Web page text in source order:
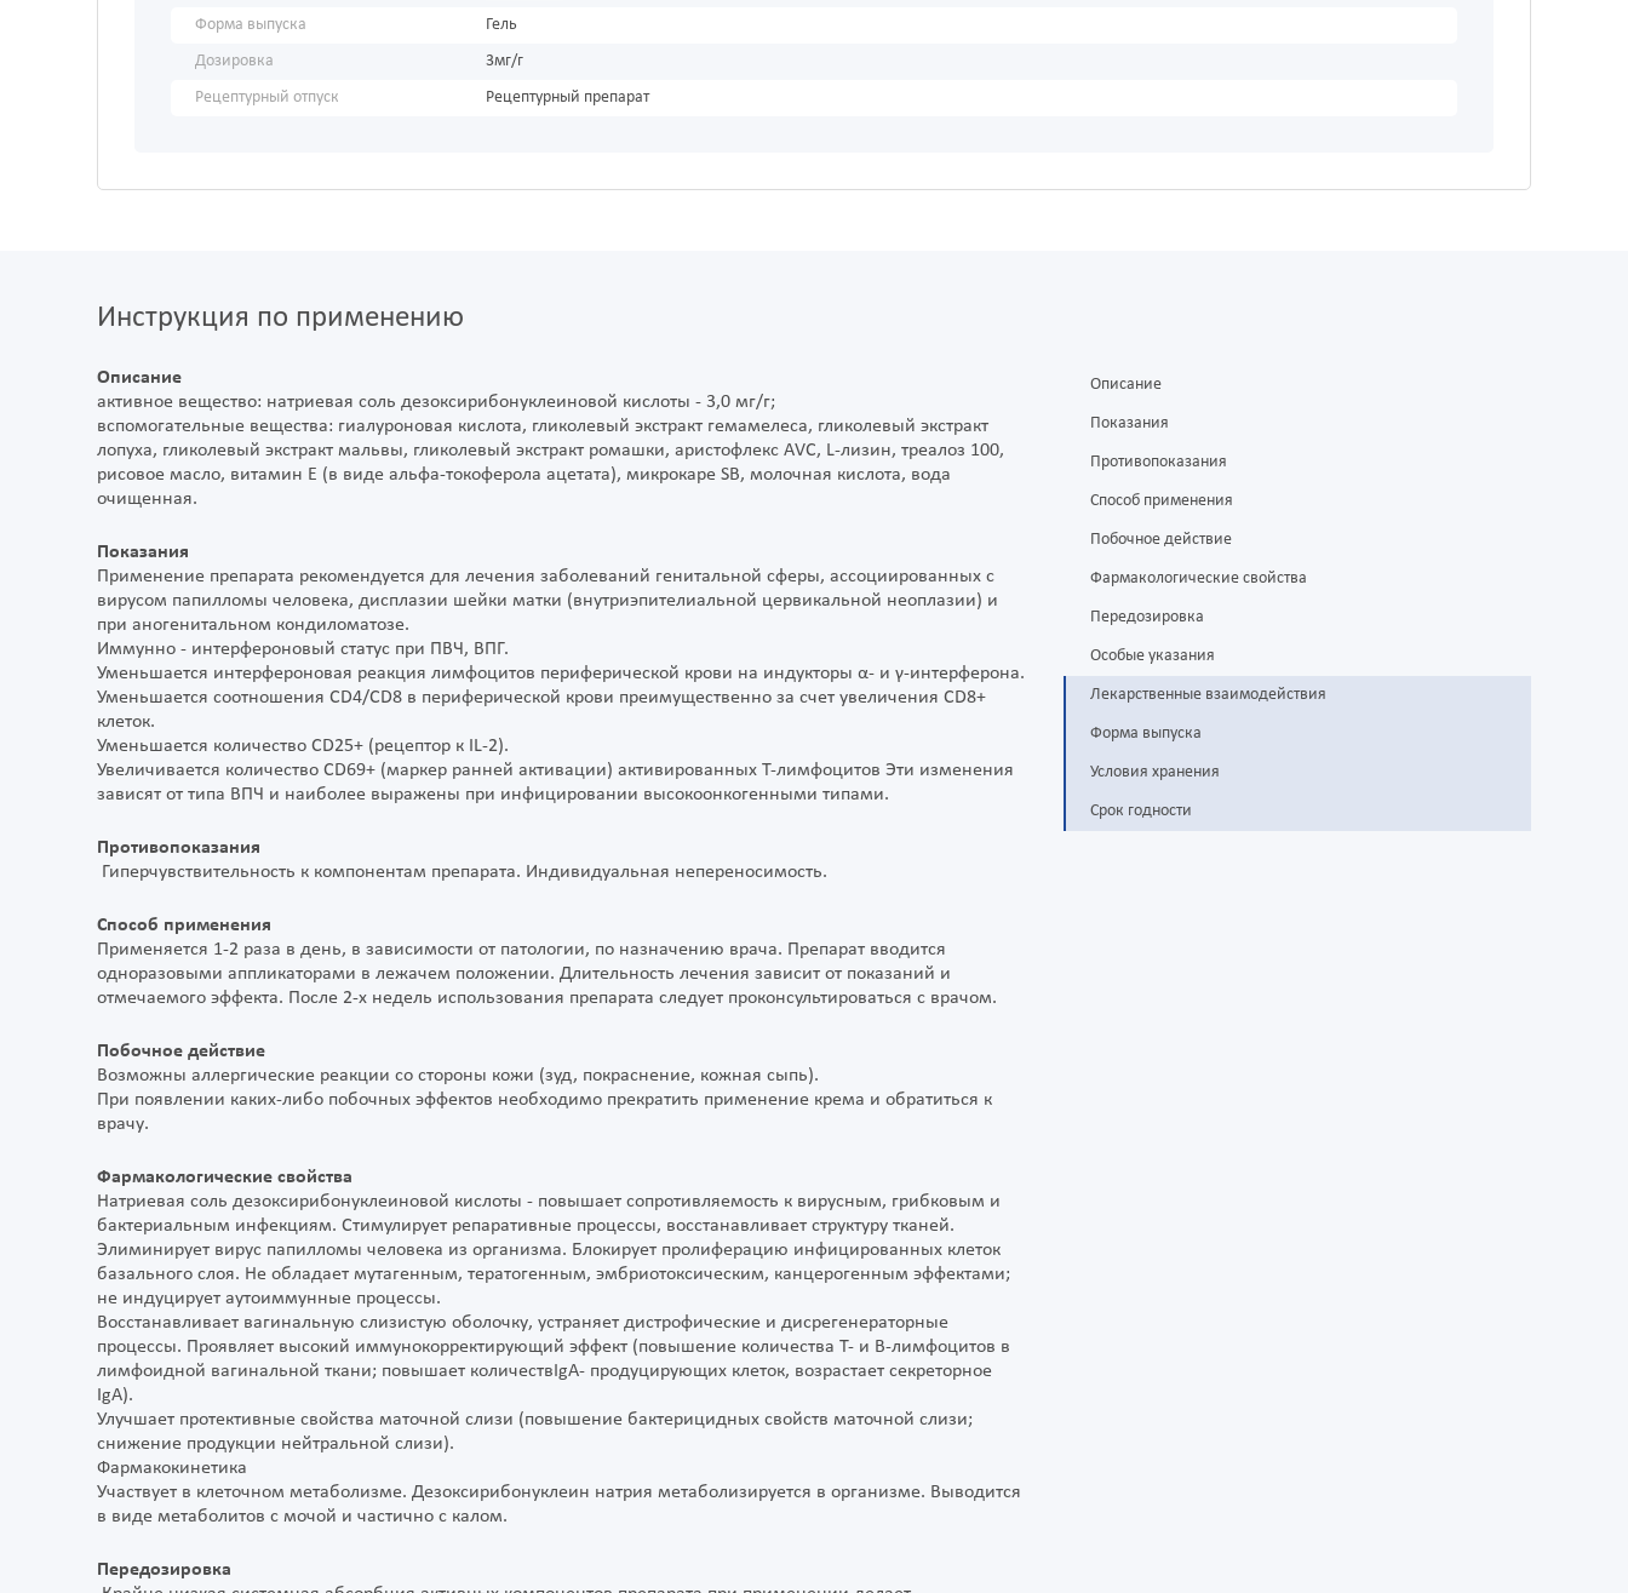
Форма выпуска
Гель
Дозировка
3мг/г
Рецептурный отпуск
Рецептурный препарат
Инструкция по применению
Описание
активное вещество: натриевая соль дезоксирибонуклеиновой кислоты - 3,0 мг/г;
вспомогательные вещества: гиалуроновая кислота, гликолевый экстракт гемамелеса, гликолевый экстракт
лопуха, гликолевый экстракт мальвы, гликолевый экстракт ромашки, аристофлекс АVC, L-лизин, треалоз 100,
рисовое масло, витамин Е (в виде альфа-токоферола ацетата), микрокаре SB, молочная кислота, вода
очищенная.
Показания
Применение препарата рекомендуется для лечения заболеваний генитальной сферы, ассоциированных с
вирусом папилломы человека, дисплазии шейки матки (внутриэпителиальной цервикальной неоплазии) и
при аногенитальном кондиломатозе.
Иммунно - интерфероновый статус при ПВЧ, ВПГ.
Уменьшается интерфероновая реакция лимфоцитов периферической крови на индукторы α- и γ-интерферона.
Уменьшается соотношения СD4/СD8 в периферической крови преимущественно за счет увеличения СD8+
клеток.
Уменьшается количество СD25+ (рецептор к IL-2).
Увеличивается количество СD69+ (маркер ранней активации) активированных Т-лимфоцитов Эти изменения
зависят от типа ВПЧ и наиболее выражены при инфицировании высокоонкогенными типами.
Противопоказания
Гиперчувствительность к компонентам препарата. Индивидуальная непереносимость.
Способ применения
Применяется 1-2 раза в день, в зависимости от патологии, по назначению врача. Препарат вводится
одноразовыми аппликаторами в лежачем положении. Длительность лечения зависит от показаний и
отмечаемого эффекта. После 2-х недель использования препарата следует проконсультироваться с врачом.
Побочное действие
Возможны аллергические реакции со стороны кожи (зуд, покраснение, кожная сыпь).
При появлении каких-либо побочных эффектов необходимо прекратить применение крема и обратиться к
врачу.
Фармакологические свойства
Натриевая соль дезоксирибонуклеиновой кислоты - повышает сопротивляемость к вирусным, грибковым и
бактериальным инфекциям. Стимулирует репаративные процессы, восстанавливает структуру тканей.
Элиминирует вирус папилломы человека из организма. Блокирует пролиферацию инфицированных клеток
базального слоя. Не обладает мутагенным, тератогенным, эмбриотоксическим, канцерогенным эффектами;
не индуцирует аутоиммунные процессы.
Восстанавливает вагинальную слизистую оболочку, устраняет дистрофические и дисрегенераторные
процессы. Проявляет высокий иммунокорректирующий эффект (повышение количества Т- и В-лимфоцитов в
лимфоидной вагинальной ткани; повышает количествIgA- продуцирующих клеток, возрастает секреторное
IgA).
Улучшает протективные свойства маточной слизи (повышение бактерицидных свойств маточной слизи;
снижение продукции нейтральной слизи).
Фармакокинетика
Участвует в клеточном метаболизме. Дезоксирибонуклеин натрия метаболизируется в организме. Выводится
в виде метаболитов с мочой и частично с калом.
Передозировка
Описание
Показания
Противопоказания
Способ применения
Побочное действие
Фармакологические свойства
Передозировка
Особые указания
Лекарственные взаимодействия
Форма выпуска
Условия хранения
Срок годности